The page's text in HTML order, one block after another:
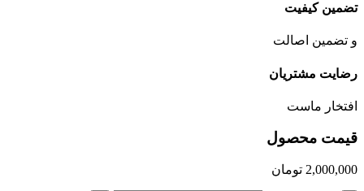
تضمین کیفیت
و تضمین اصالت
رضایت مشتریان
افتخار ماست
قیمت محصول
2,000,000 تومان